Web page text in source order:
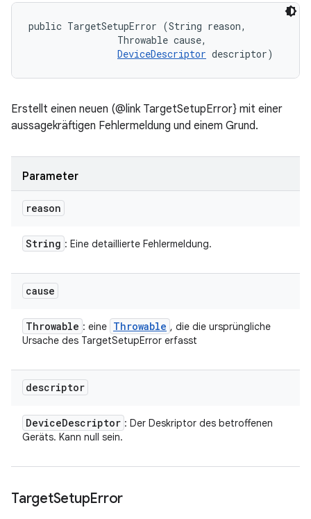
public TargetSetupError (String reason,
                Throwable cause,
DeviceDescriptor descriptor)
Erstellt einen neuen (@link TargetSetupError} mit einer
aussagekräftigen Fehlermeldung und einem Grund.
Parameter
reason
String : Eine detaillierte Fehlermeldung.
cause
Throwable : eine Throwable , die die ursprüngliche
Ursache des TargetSetupError erfasst
descriptor
DeviceDescriptor : Der Deskriptor des betroffenen
Geräts. Kann null sein.
TargetSetupError